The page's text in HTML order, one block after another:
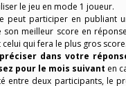
le jeu en mode 1 joueur.
peut participer en publiant
son meilleur score en
celui qui fera le plus gros score.
dans votre
pour le mois suivant en
entre deux participants, le